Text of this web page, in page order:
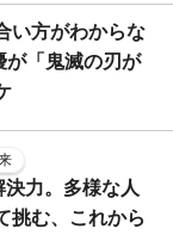
い方がわからな
が「鬼滅の刃が
力。多様な人
挑む、これから